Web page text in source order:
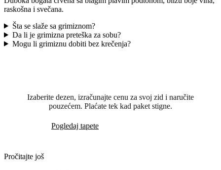
raskošna i svečana.
Šta se slaže sa grimiznom?
Da li je grimizna preteška za sobu?
Mogu li grimiznu dobiti bez krečenja?
Izaberite dezen, izračunajte cenu za svoj zid i naručite
pouzećem. Plaćate tek kad paket stigne.
Pogledaj tapete
Pročitajte još